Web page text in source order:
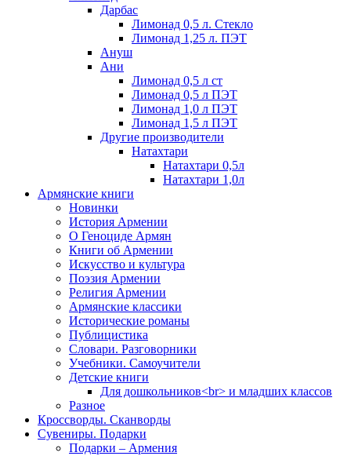
Дарбас
Лимонад 0,5 л. Стекло
Лимонад 1,25 л. ПЭТ
Ануш
Ани
Лимонад 0,5 л ст
Лимонад 0,5 л ПЭТ
Лимонад 1,0 л ПЭТ
Лимонад 1,5 л ПЭТ
Другие производители
Натахтари
Натахтари 0,5л
Натахтари 1,0л
Армянские книги
Новинки
История Армении
О Геноциде Армян
Книги об Армении
Иcкусство и культура
Поэзия Армении
Религия Армении
Армянские классики
Исторические романы
Публицистика
Словари. Разговорники
Учебники. Самоучители
Детские книги
Для дошкольников<br> и младших классов
Разное
Кроссворды. Сканворды
Сувениры. Подарки
Подарки – Армения